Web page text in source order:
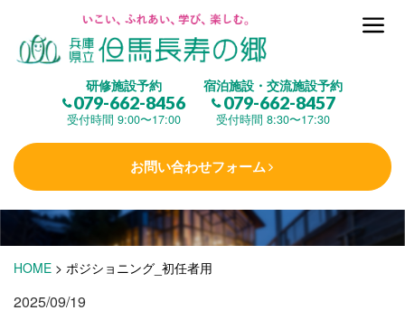
研修施設予約
079-662-8456
受付時間 9:00〜17:00
宿泊施設・交流施設予約
079-662-8457
受付時間 8:30〜17:30
お問い合わせフォーム
但馬長寿の郷とは
(研修施設)
楽しむ
学 ぶ(健康福祉)
HOME > ポジショニング_初任者用
2025/09/19